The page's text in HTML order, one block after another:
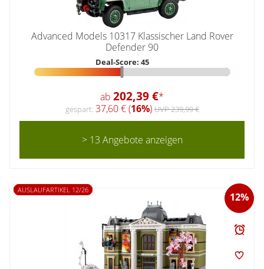
Advanced Models 10317 Klassischer Land Rover
Defender 90
Deal-Score: 45
ab 202,39 €*
gespart: 37,60 € (16%)UVP 239,99 €
> 13 Angebote anzeigen
12%
AUSLAUFARTIKEL 12/26